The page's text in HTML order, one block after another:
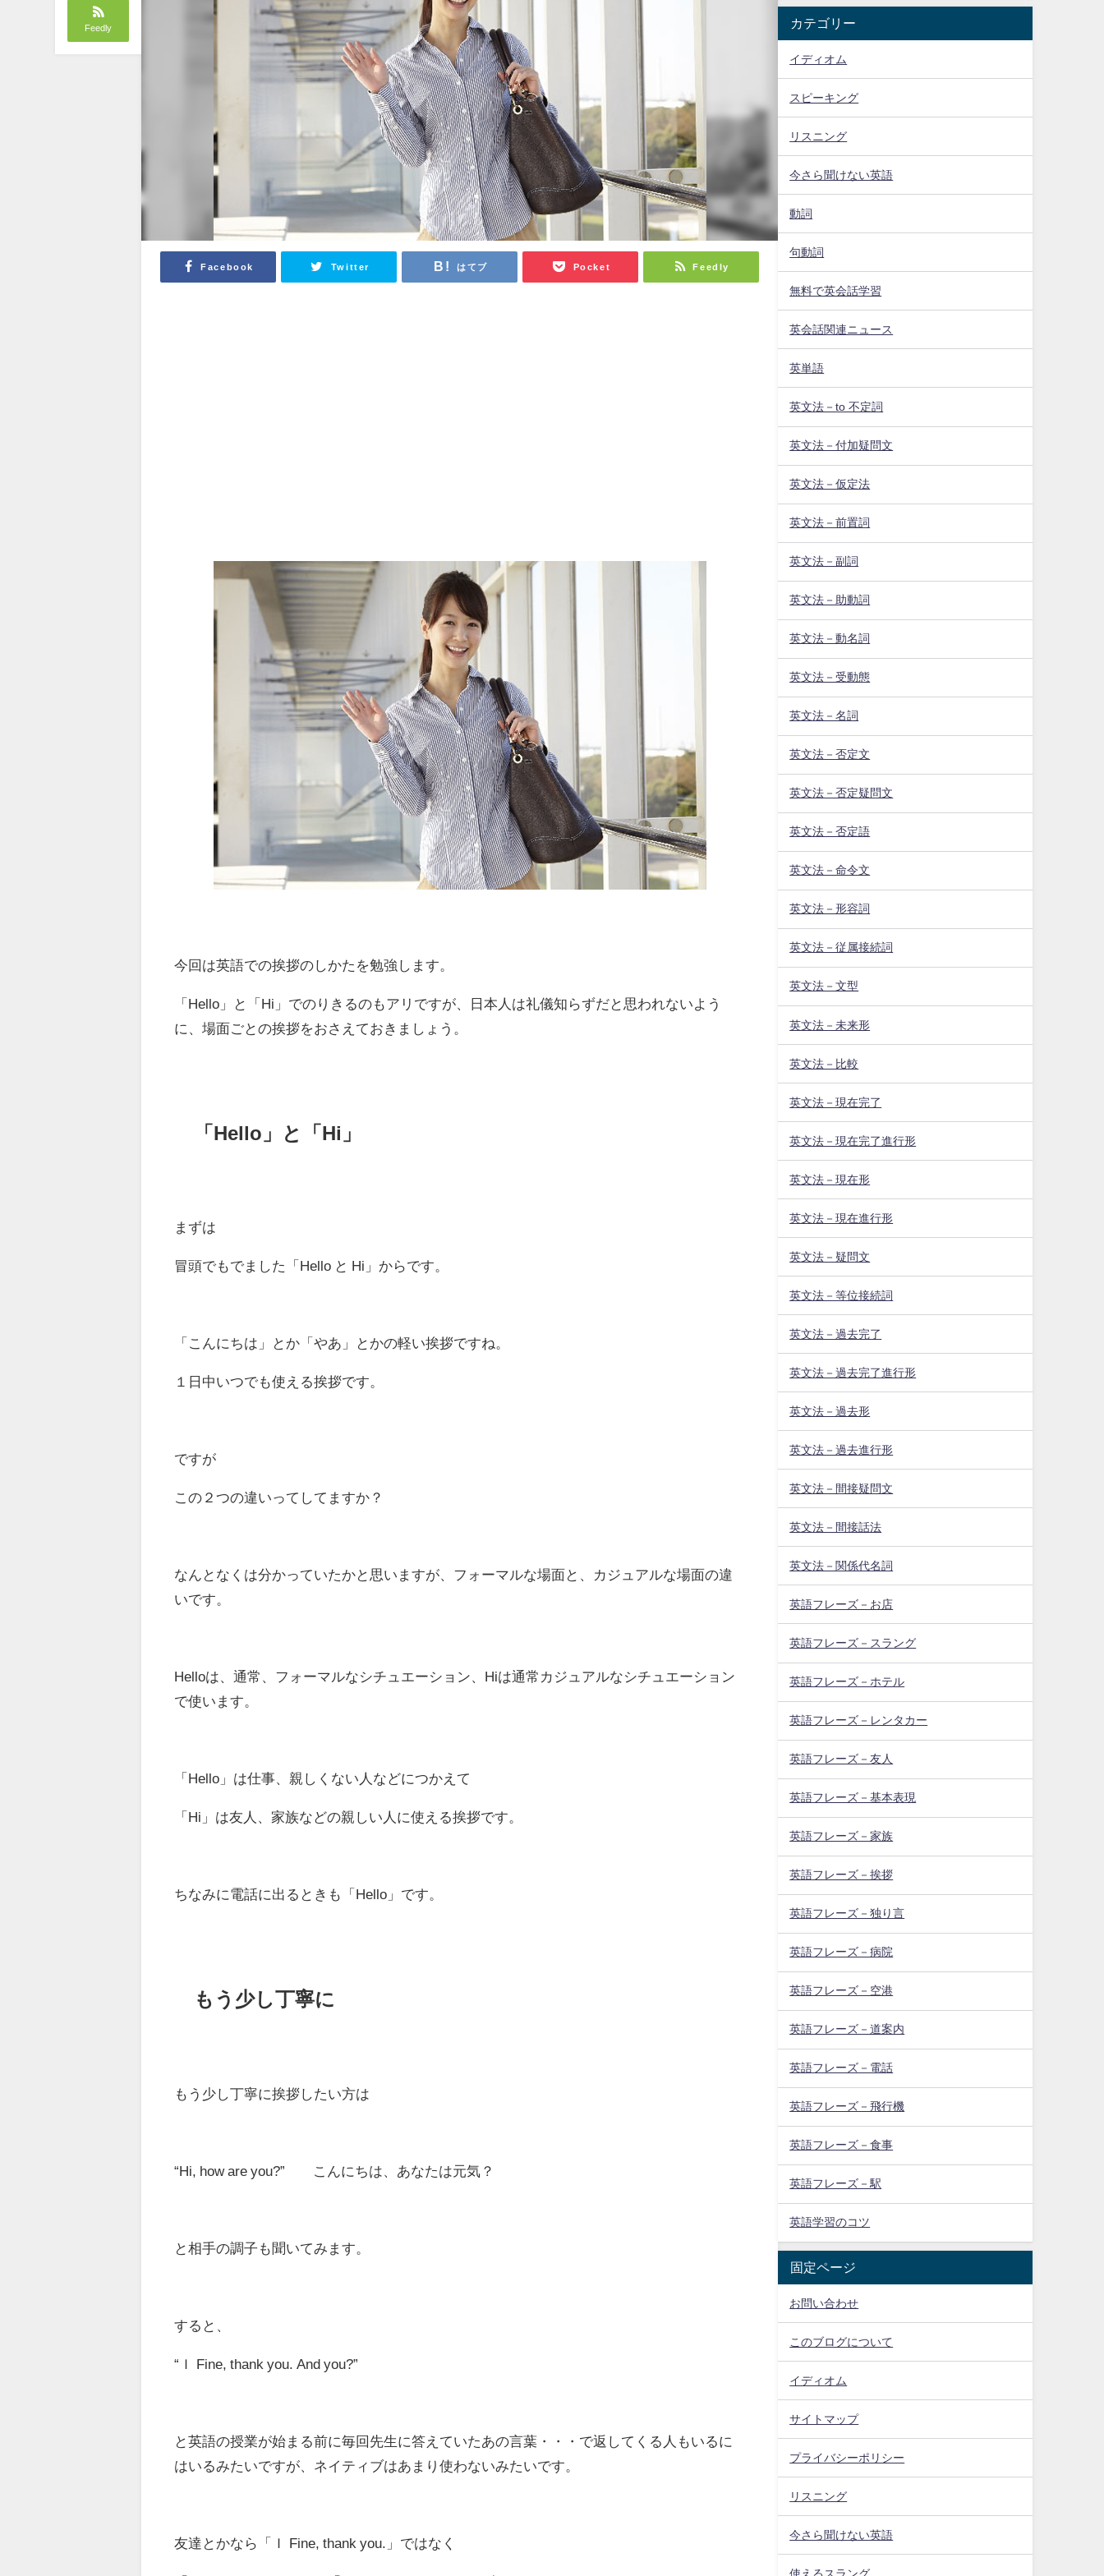
Feedly
Facebook Twitter はてブ Pocket Feedly
今回は英語での挨拶のしかたを勉強します。
「Hello」と「Hi」でのりきるのもアリですが、日本人は礼儀知らずだと思われないよう
に、場面ごとの挨拶をおさえておきましょう。
「Hello」と「Hi」
まずは
冒頭でもでました「Hello と Hi」からです。
「こんにちは」とか「やあ」とかの軽い挨拶ですね。
１日中いつでも使える挨拶です。
ですが
この２つの違いってしてますか？
なんとなくは分かっていたかと思いますが、フォーマルな場面と、カジュアルな場面の違
いです。
Helloは、通常、フォーマルなシチュエーション、Hiは通常カジュアルなシチュエーション
で使います。
「Hello」は仕事、親しくない人などにつかえて
「Hi」は友人、家族などの親しい人に使える挨拶です。
ちなみに電話に出るときも「Hello」です。
もう少し丁寧に
もう少し丁寧に挨拶したい方は
“Hi, how are you?” こんにちは、あなたは元気？
と相手の調子も聞いてみます。
すると、
“Ｉ Fine, thank you. And you?”
と英語の授業が始まる前に毎回先生に答えていたあの言葉・・・で返してくる人もいるに
はいるみたいですが、ネイティブはあまり使わないみたいです。
友達とかなら「Ｉ Fine, thank you.」ではなく
カテゴリー
イディオム
スピーキング
リスニング
今さら聞けない英語
動詞
句動詞
無料で英会話学習
英会話関連ニュース
英単語
英文法－to 不定詞
英文法－付加疑問文
英文法－仮定法
英文法－前置詞
英文法－副詞
英文法－助動詞
英文法－動名詞
英文法－受動態
英文法－名詞
英文法－否定文
英文法－否定疑問文
英文法－否定語
英文法－命令文
英文法－形容詞
英文法－従属接続詞
英文法－文型
英文法－未来形
英文法－比較
英文法－現在完了
英文法－現在完了進行形
英文法－現在形
英文法－現在進行形
英文法－疑問文
英文法－等位接続詞
英文法－過去完了
英文法－過去完了進行形
英文法－過去形
英文法－過去進行形
英文法－間接疑問文
英文法－間接話法
英文法－関係代名詞
英語フレーズ－お店
英語フレーズ－スラング
英語フレーズ－ホテル
英語フレーズ－レンタカー
英語フレーズ－友人
英語フレーズ－基本表現
英語フレーズ－家族
英語フレーズ－挨拶
英語フレーズ－独り言
英語フレーズ－病院
英語フレーズ－空港
英語フレーズ－道案内
英語フレーズ－電話
英語フレーズ－飛行機
英語フレーズ－食事
英語フレーズ－駅
英語学習のコツ
固定ページ
お問い合わせ
このブログについて
イディオム
サイトマップ
プライバシーポリシー
リスニング
今さら聞けない英語
使えるスラング